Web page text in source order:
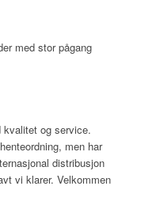
med stor pågang
kvalitet og service.
men har
distribusjon
vi klarer. Velkommen